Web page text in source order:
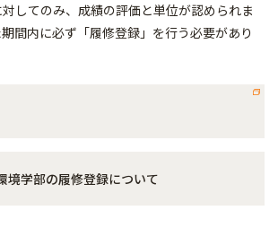
してのみ、成績の評価と単位が認められま
間内に必ず「履修登録」を行う必要があり
境学部の履修登録について